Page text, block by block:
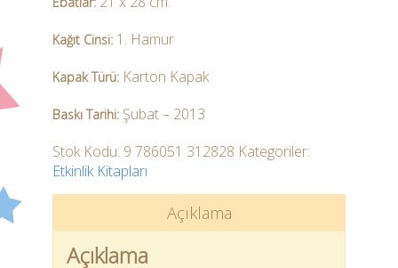
Kağıt Cinsi: 1. Hamur
Kapak Türü: Karton Kapak
Baskı Tarihi: Şubat – 2013
Stok Kodu: 9 786051 312828 Kategoriler:
Etkinlik Kitapları
Açıklama
Açıklama